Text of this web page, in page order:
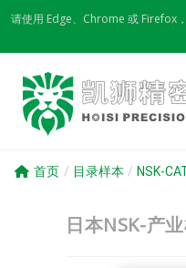
Skip
content
请使用 Edge、Chrome 或 Firefox
首页 / 目录样本 / NSK-
日本NSK-产